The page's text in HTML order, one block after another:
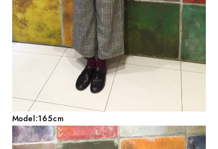
Model:165cm